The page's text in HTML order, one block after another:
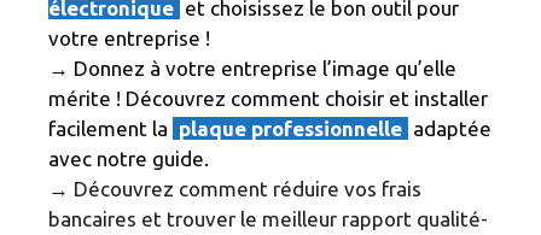
électronique et choisissez le bon outil pour
votre entreprise !
→ Donnez à votre entreprise l’image qu’elle
mérite ! Découvrez comment choisir et installer
facilement la plaque professionnelle adaptée
avec notre guide.
→ Découvrez comment réduire vos frais
bancaires et trouver le meilleur rapport qualité-